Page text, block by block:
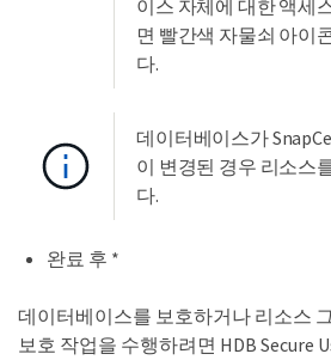
이스 자체에 대한 액세
면 빨간색 자물쇠 아이
다.
데이터베이스가
이 변경된 경우 리소스
다.
완료 후 *
데이터베이스를 보호하거나 리소스
보호 작업을 수행하려면 HDB Secure